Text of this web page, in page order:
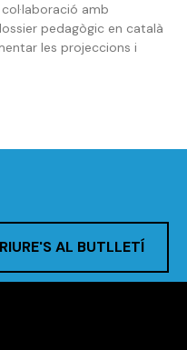
amb
pedagògic en català
les projeccions i
AL BUTLLETÍ